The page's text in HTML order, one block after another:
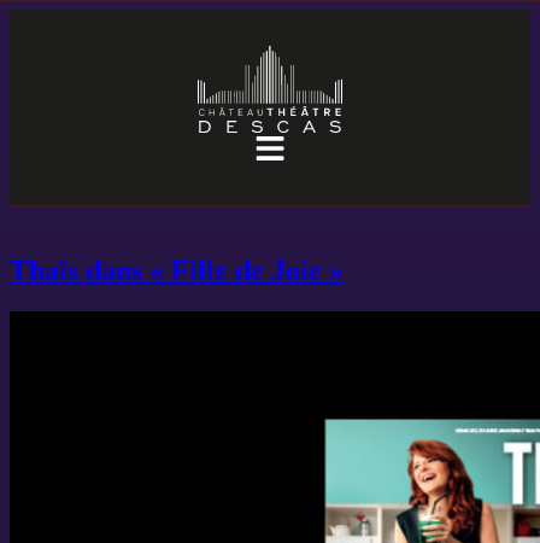
Thaïs dans « Fille de Joie »